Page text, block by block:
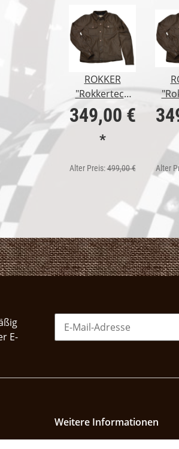
ROKKER
"Rokkertech
Jacket" Brown
349,00 €
*
Alter Preis:499,00 € Alter
E-
Weitere Informationen